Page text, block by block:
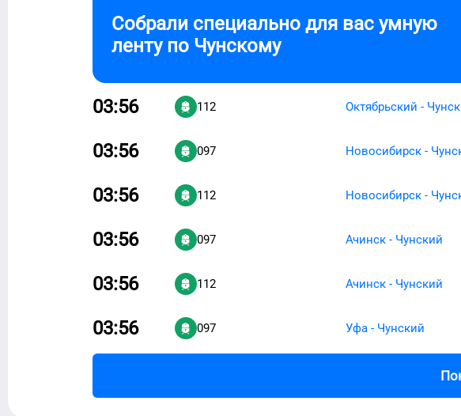
Собрали специально для вас умную
ленту по Чунскому
03:56 112 Октябрьский -
03:56 097 Новосибирск -
03:56 112 Новосибирск -
03:56 097 Ачинск - Чунский
03:56 112 Ачинск - Чунский
03:56 097 Уфа - Чунский